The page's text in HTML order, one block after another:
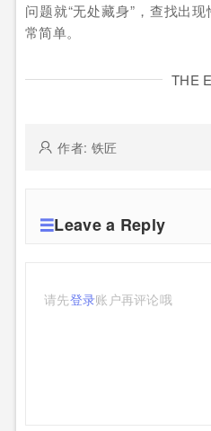
问题就“无处藏身”，查找出
常简单。
THE
作者: 铁匠
Leave a Reply
请先登录账户再评论哦